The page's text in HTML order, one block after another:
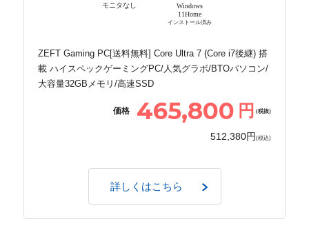
モニタなし
Windows
11Home
インストール済み
ZEFT Gaming PC[送料無料] Core Ultra 7 (Core i7後継) 搭
載 ハイスペックゲーミングPC/人気グラボ/BTOパソコン/
大容量32GBメモリ/高速SSD
価格 465,800 円 (税抜)
512,380円 (税込)
詳しくはこちら